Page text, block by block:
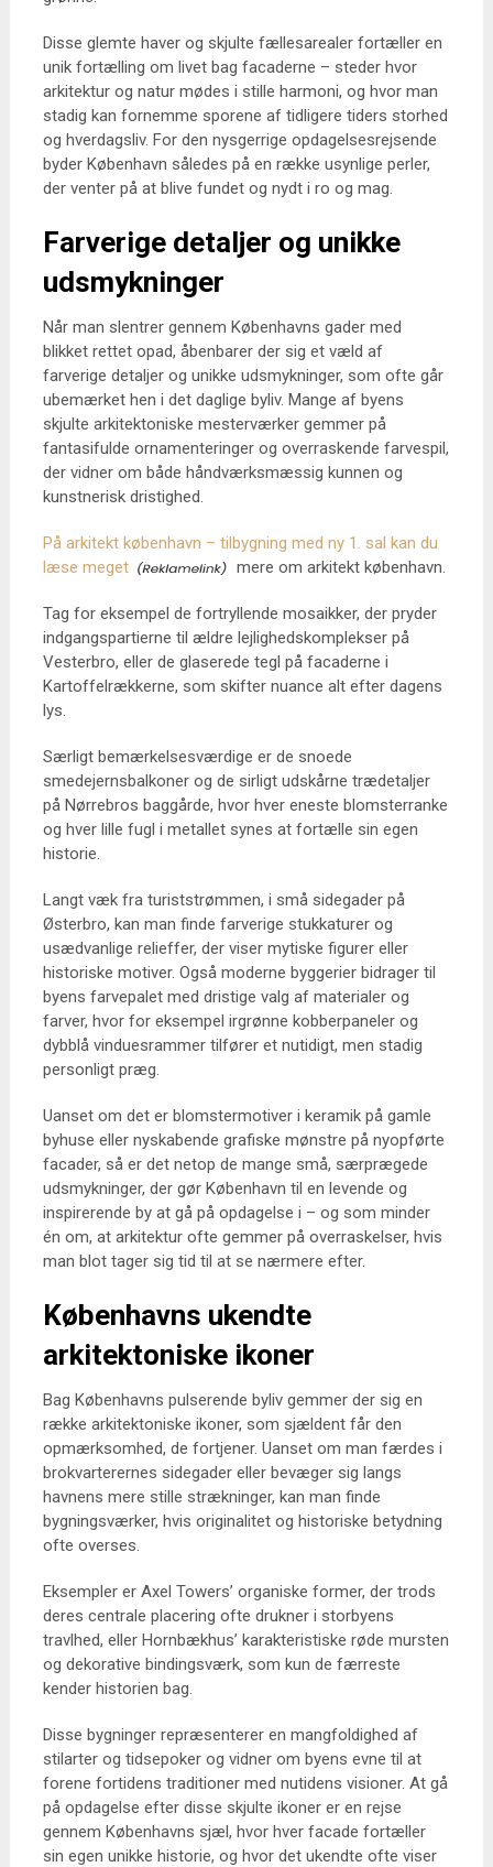
Disse glemte haver og skjulte fællesarealer fortæller en
unik fortælling om livet bag facaderne – steder hvor
arkitektur og natur mødes i stille harmoni, og hvor man
stadig kan fornemme sporene af tidligere tiders storhed
og hverdagsliv. For den nysgerrige opdagelsesrejsende
byder København således på en række usynlige perler,
der venter på at blive fundet og nydt i ro og mag.
Farverige detaljer og unikke
udsmykninger
Når man slentrer gennem Københavns gader med
blikket rettet opad, åbenbarer der sig et væld af
farverige detaljer og unikke udsmykninger, som ofte går
ubemærket hen i det daglige byliv. Mange af byens
skjulte arkitektoniske mesterværker gemmer på
fantasifulde ornamenteringer og overraskende farvespil,
der vidner om både håndværksmæssig kunnen og
kunstnerisk dristighed.
På arkitekt københavn – tilbygning med ny 1. sal kan du
læse meget
mere om arkitekt københavn.
Tag for eksempel de fortryllende mosaikker, der pryder
indgangspartierne til ældre lejlighedskomplekser på
Vesterbro, eller de glaserede tegl på facaderne i
Kartoffelrækkerne, som skifter nuance alt efter dagens
lys.
Særligt bemærkelsesværdige er de snoede
smedejernsbalkoner og de sirligt udskårne trædetaljer
på Nørrebros baggårde, hvor hver eneste blomsterranke
og hver lille fugl i metallet synes at fortælle sin egen
historie.
Langt væk fra turiststrømmen, i små sidegader på
Østerbro, kan man finde farverige stukkaturer og
usædvanlige relieffer, der viser mytiske figurer eller
historiske motiver. Også moderne byggerier bidrager til
byens farvepalet med dristige valg af materialer og
farver, hvor for eksempel irgrønne kobberpaneler og
dybblå vinduesrammer tilfører et nutidigt, men stadig
personligt præg.
Uanset om det er blomstermotiver i keramik på gamle
byhuse eller nyskabende grafiske mønstre på nyopførte
facader, så er det netop de mange små, særprægede
udsmykninger, der gør København til en levende og
inspirerende by at gå på opdagelse i – og som minder
én om, at arkitektur ofte gemmer på overraskelser, hvis
man blot tager sig tid til at se nærmere efter.
Københavns ukendte
arkitektoniske ikoner
Bag Københavns pulserende byliv gemmer der sig en
række arkitektoniske ikoner, som sjældent får den
opmærksomhed, de fortjener. Uanset om man færdes i
brokvarterernes sidegader eller bevæger sig langs
havnens mere stille strækninger, kan man finde
bygningsværker, hvis originalitet og historiske betydning
ofte overses.
Eksempler er Axel Towers’ organiske former, der trods
deres centrale placering ofte drukner i storbyens
travlhed, eller Hornbækhus’ karakteristiske røde mursten
og dekorative bindingsværk, som kun de færreste
kender historien bag.
Disse bygninger repræsenterer en mangfoldighed af
stilarter og tidsepoker og vidner om byens evne til at
forene fortidens traditioner med nutidens visioner. At gå
på opdagelse efter disse skjulte ikoner er en rejse
gennem Københavns sjæl, hvor hver facade fortæller
sin egen unikke historie, og hvor det ukendte ofte viser